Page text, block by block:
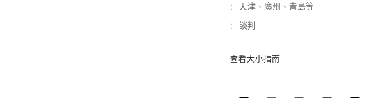
: 天津、廣州、青島等
: 談判
查看大小指南